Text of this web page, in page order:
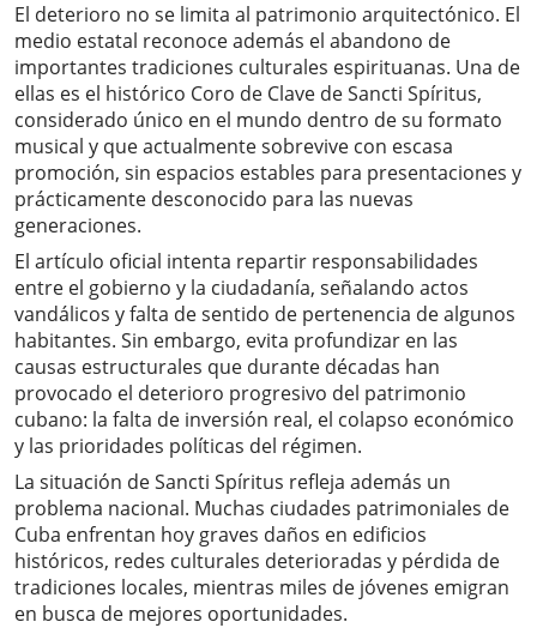
El deterioro no se limita al patrimonio arquitectónico. El
medio estatal reconoce además el abandono de
importantes tradiciones culturales espirituanas. Una de
ellas es el histórico Coro de Clave de Sancti Spíritus,
considerado único en el mundo dentro de su formato
musical y que actualmente sobrevive con escasa
promoción, sin espacios estables para presentaciones y
prácticamente desconocido para las nuevas
generaciones.
El artículo oficial intenta repartir responsabilidades
entre el gobierno y la ciudadanía, señalando actos
vandálicos y falta de sentido de pertenencia de algunos
habitantes. Sin embargo, evita profundizar en las
causas estructurales que durante décadas han
provocado el deterioro progresivo del patrimonio
cubano: la falta de inversión real, el colapso económico
y las prioridades políticas del régimen.
La situación de Sancti Spíritus refleja además un
problema nacional. Muchas ciudades patrimoniales de
Cuba enfrentan hoy graves daños en edificios
históricos, redes culturales deterioradas y pérdida de
tradiciones locales, mientras miles de jóvenes emigran
en busca de mejores oportunidades.